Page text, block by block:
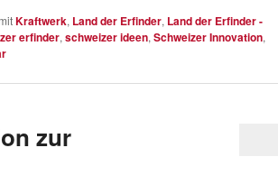
Kraftwerk, Land der Erfinder, Land der Erfinder -
erfinder, schweizer ideen, Schweizer Innovation,
zur